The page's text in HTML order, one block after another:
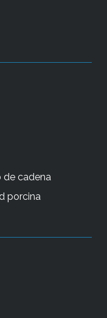
de cadena
porcina